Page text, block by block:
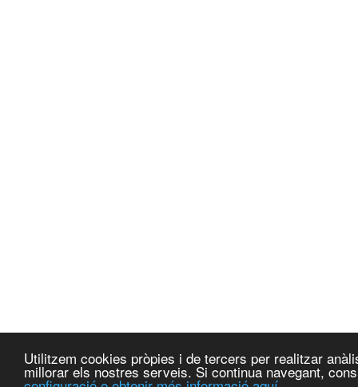
Utilitzem cookies pròpies i de tercers per realitzar
millorar els nostres serveis. Si continua navegant,